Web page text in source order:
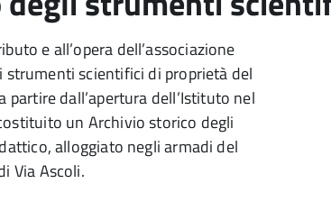
e all’opera dell’associazione
scientifici di proprietà del
partire dall’apertura dell’Istituto nel
un Archivio storico degli
alloggiato negli armadi del
Via Ascoli.